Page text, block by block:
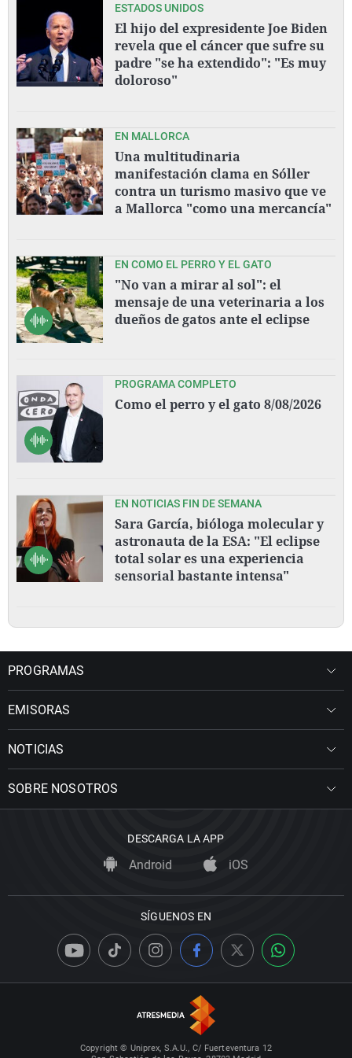
ESTADOS UNIDOS
El hijo del expresidente Joe Biden
revela que el cáncer que sufre su
padre "se ha extendido": "Es muy
doloroso"
EN MALLORCA
Una multitudinaria
manifestación clama en Sóller
contra un turismo masivo que ve
a Mallorca "como una mercancía"
EN COMO EL PERRO Y EL GATO
"No van a mirar al sol": el
mensaje de una veterinaria a los
dueños de gatos ante el eclipse
PROGRAMA COMPLETO
Como el perro y el gato 8/08/2026
EN NOTICIAS FIN DE SEMANA
Sara García, bióloga molecular y
astronauta de la ESA: "El eclipse
total solar es una experiencia
sensorial bastante intensa"
PROGRAMAS
EMISORAS
NOTICIAS
SOBRE NOSOTROS
DESCARGA LA APP
Android iOS
SÍGUENOS EN
Copyright © Uniprex, S.A.U., C/ Fuerteventura 12